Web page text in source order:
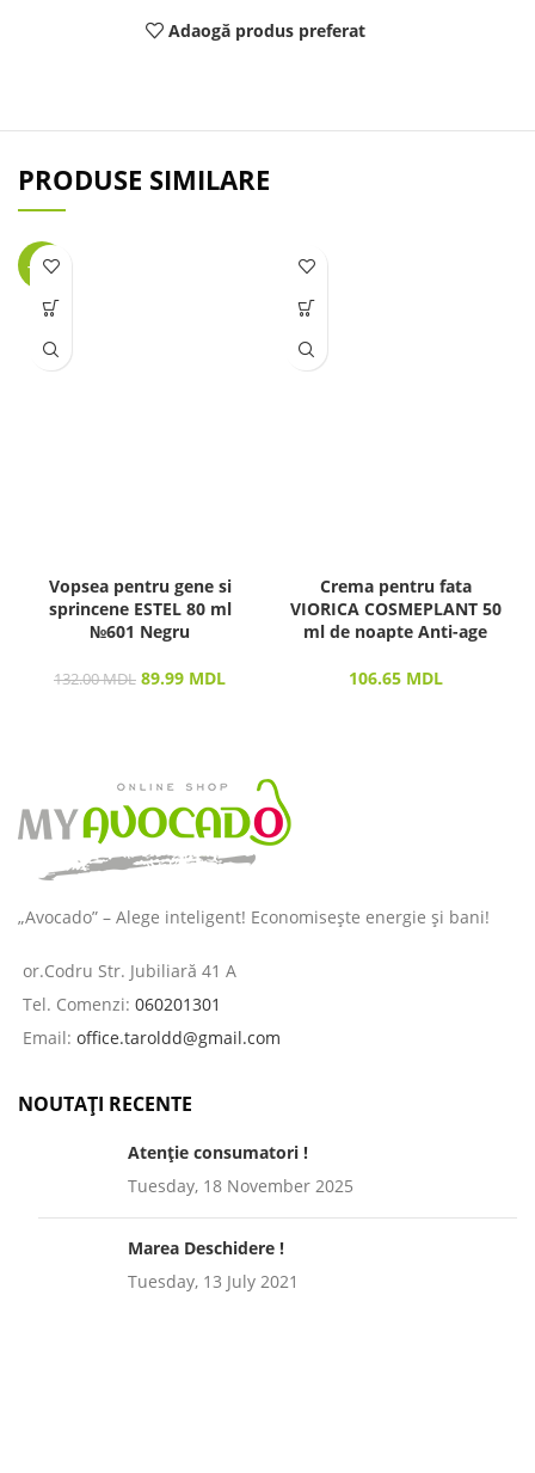
Adaogă produs preferat
PRODUSE SIMILARE
-32%
Vopsea pentru gene si
sprincene ESTEL 80 ml
№601 Negru
132.00MDL 89.99 MDL
Crema pentru fata
VIORICA COSMEPLANT 50
ml de noapte Anti-age
106.65 MDL
„Avocado” – Alege inteligent! Economisește energie și bani!
or.Codru Str. Jubiliară 41 A
Tel. Comenzi: 060201301
Email: office.taroldd@gmail.com
NOUTAȚI RECENTE
Atenție consumatori !
Tuesday, 18 November 2025
Marea Deschidere !
Tuesday, 13 July 2021